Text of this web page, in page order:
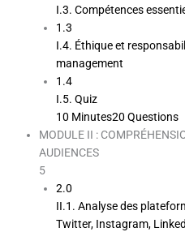
I.3. Compétences
1.3
I.4. Éthique et
management
1.4
I.5. Quiz
10 Minutes20 Questions
MODULE II :
AUDIENCES
5
2.0
II.1. Analyse des
Twitter, Instagram,